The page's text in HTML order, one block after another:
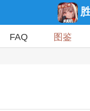
FAQ 图鉴